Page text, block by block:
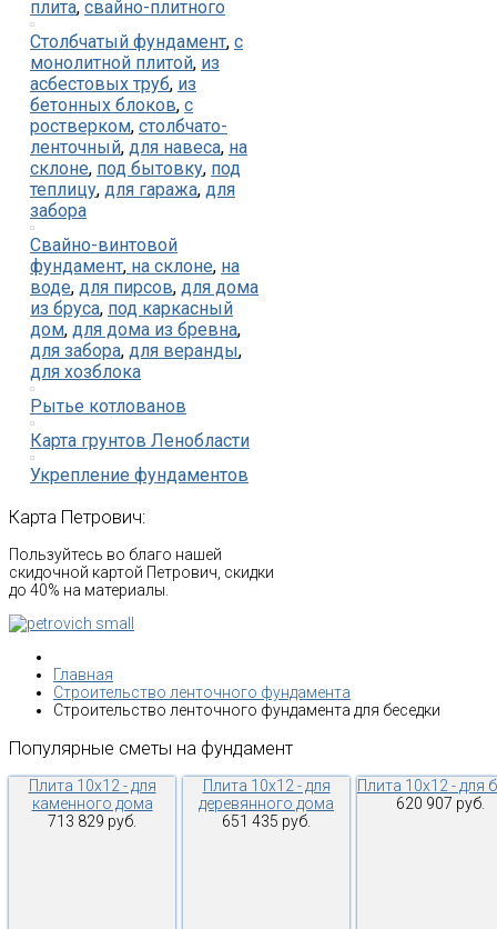
плита, свайно-плитного
Столбчатый фундамент, с
монолитной плитой, из
асбестовых труб, из
бетонных блоков, с
ростверком, столбчато-
ленточный, для навеса, на
склоне, под бытовку, под
теплицу, для гаража, для
забора
Свайно-винтовой
фундамент, на склоне, на
воде, для пирсов, для дома
из бруса, под каркасный
дом, для дома из бревна,
для забора, для веранды,
для хозблока
Рытье котлованов
Карта грунтов Ленобласти
Укрепление фундаментов
Карта Петрович:
Пользуйтесь во благо нашей
скидочной картой Петрович, скидки
до 40% на материалы.
Главная
Строительство ленточного фундамента
Строительство ленточного фундамента для беседки
Популярные сметы на фундамент
Плита 10х12 - для
каменного дома
713 829 руб.
Плита 10х12 - для
деревянного дома
651 435 руб.
Плита 10х12 - для
620 907 руб.